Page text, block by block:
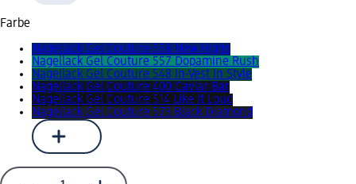
Farbe
Nagellack Gel Couture 558 New Highs
Nagellack Gel Couture 557 Dopamine Rush
Nagellack Gel Couture 548 In-Vest In Style
Nagellack Gel Couture 400 Caviar Bar
Nagellack Gel Couture 514 Like It Loud
Nagellack Gel Couture 573 Black Diamond